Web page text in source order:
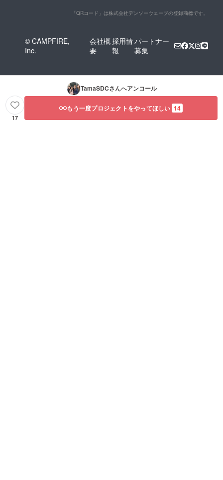
「QRコード」は株式会社デンソーウェーブの登録商標です。
© CAMPFIRE,
Inc.
会社概
要
採用情
報
パートナー
募集
TamaSDCさんへアンコール
17
もう一度プロジェクトをやってほしい 14